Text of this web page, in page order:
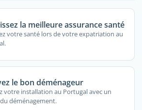
la meilleure assurance santé
votre santé lors de votre expatriation au
le bon déménageur
votre installation au Portugal avec un
déménagement.